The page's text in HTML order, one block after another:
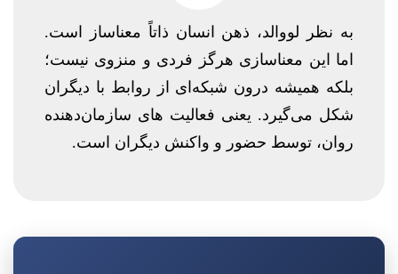
به نظر لووالد، ذهن انسان ذاتاً معناساز است.
اما این معناسازی هرگز فردی و منزوی نیست؛
بلکه همیشه درون شبکه‌ای از روابط با دیگران
شکل می‌گیرد. یعنی فعالیت های سازمان‌دهنده‌
روان، توسط حضور و واکنش دیگران است.